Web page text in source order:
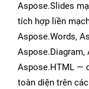
Aspose.Slides
tích hợp liền
Aspose.Words,
Aspose.Diagram,
Aspose.HTML —
toàn diện trên